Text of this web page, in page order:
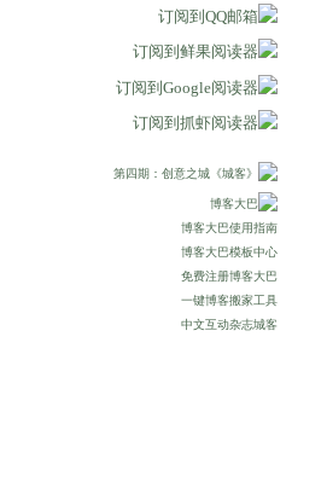
博客大巴使用指南
博客大巴模板中心
免费注册博客大巴
一键博客搬家工具
中文互动杂志城客